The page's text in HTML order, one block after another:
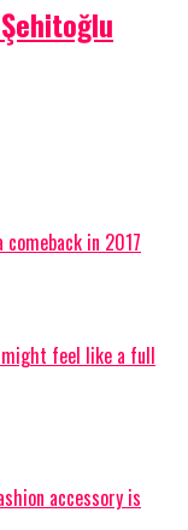
in 2017
might feel like a full
accessory is